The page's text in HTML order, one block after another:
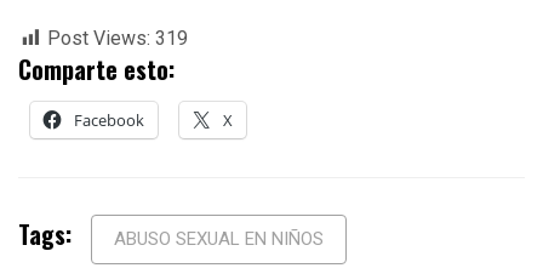
Post Views: 319
Comparte esto:
Facebook X
Tags: ABUSO SEXUAL EN NIÑOS